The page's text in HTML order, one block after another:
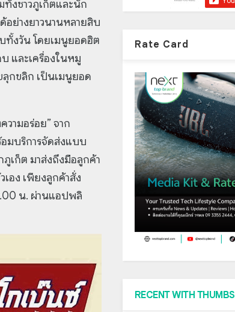
ทั้งชาวภูเก็ตและนัก
อย่างยาวนานหลายสิบ
ทั้งวัน โดยเมนูยอดฮิต
และเครื่องในหมู
กขลิก เป็นเมนูยอด
วามอร่อย” จาก
มบริการจัดส่งแบบ
เก็ต มาส่งถึงมือลูกค้า
อง เพียงลูกค้าสั่ง
น. ผ่านแอปพลิ
Rate Card
RECENT WITH THUMBS